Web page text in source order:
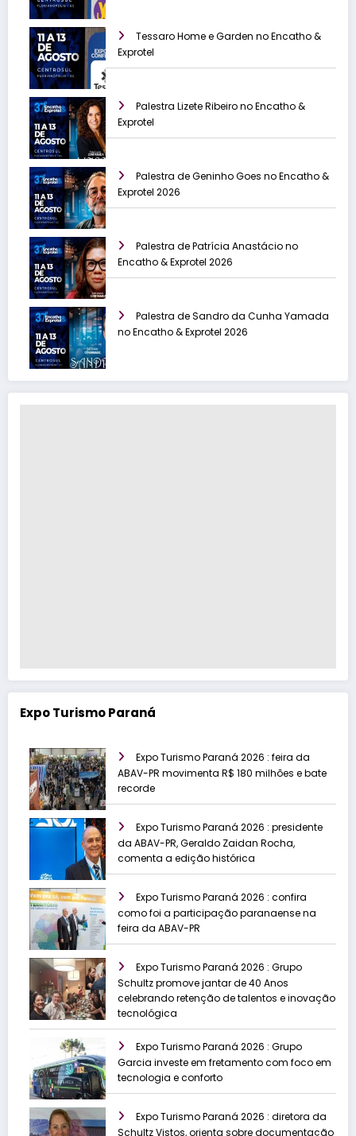
Tessaro Home e Garden no Encatho &
Exprotel
Palestra Lizete Ribeiro no Encatho &
Exprotel
Palestra de Geninho Goes no Encatho &
Exprotel 2026
Palestra de Patrícia Anastácio no
Encatho & Exprotel 2026
Palestra de Sandro da Cunha Yamada
no Encatho & Exprotel 2026
Expo Turismo Paraná
Expo Turismo Paraná 2026 : feira da
ABAV-PR movimenta R$ 180 milhões e bate
recorde
Expo Turismo Paraná 2026 : presidente
da ABAV-PR, Geraldo Zaidan Rocha,
comenta a edição histórica
Expo Turismo Paraná 2026 : confira
como foi a participação paranaense na
feira da ABAV-PR
Expo Turismo Paraná 2026 : Grupo
Schultz promove jantar de 40 Anos
celebrando retenção de talentos e inovação
tecnológica
Expo Turismo Paraná 2026 : Grupo
Garcia investe em fretamento com foco em
tecnologia e conforto
Expo Turismo Paraná 2026 : diretora da
Schultz Vistos, orienta sobre documentação